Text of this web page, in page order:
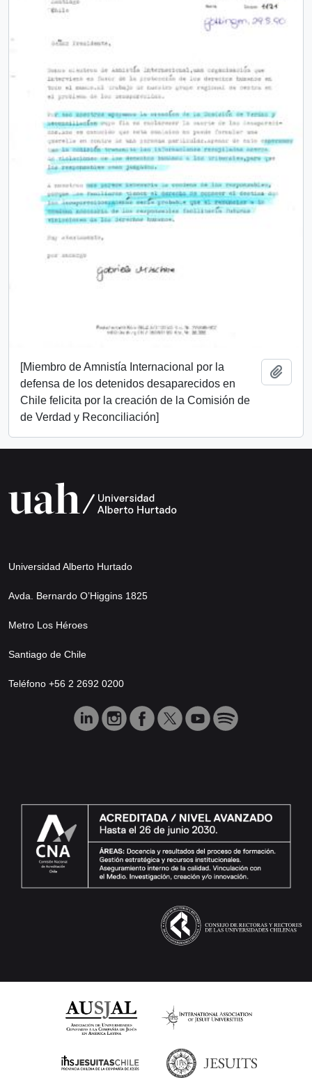
[Miembro de Amnistía Internacional por la
defensa de los detenidos desaparecidos en
Chile felicita por la creación de la Comisión de
de Verdad y Reconciliación]
Universidad Alberto Hurtado
Avda. Bernardo O’Higgins 1825
Metro Los Héroes
Santiago de Chile
Teléfono +56 2 2692 0200